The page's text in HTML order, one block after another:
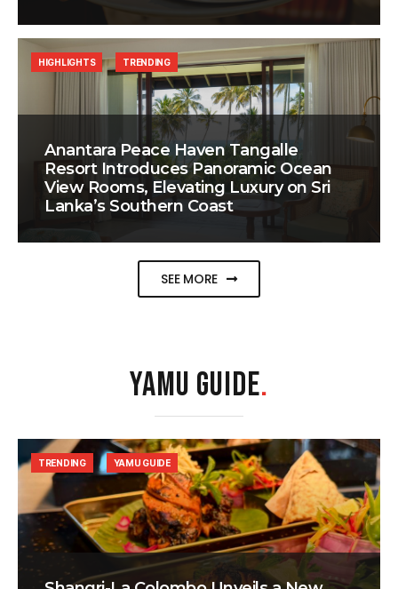
Anantara Peace Haven Tangalle
Resort Introduces Panoramic Ocean
View Rooms, Elevating Luxury on Sri
Lanka’s Southern Coast
HIGHLIGHTS TRENDING
SEE MORE
YAMU GUIDE.
TRENDING YAMU GUIDE